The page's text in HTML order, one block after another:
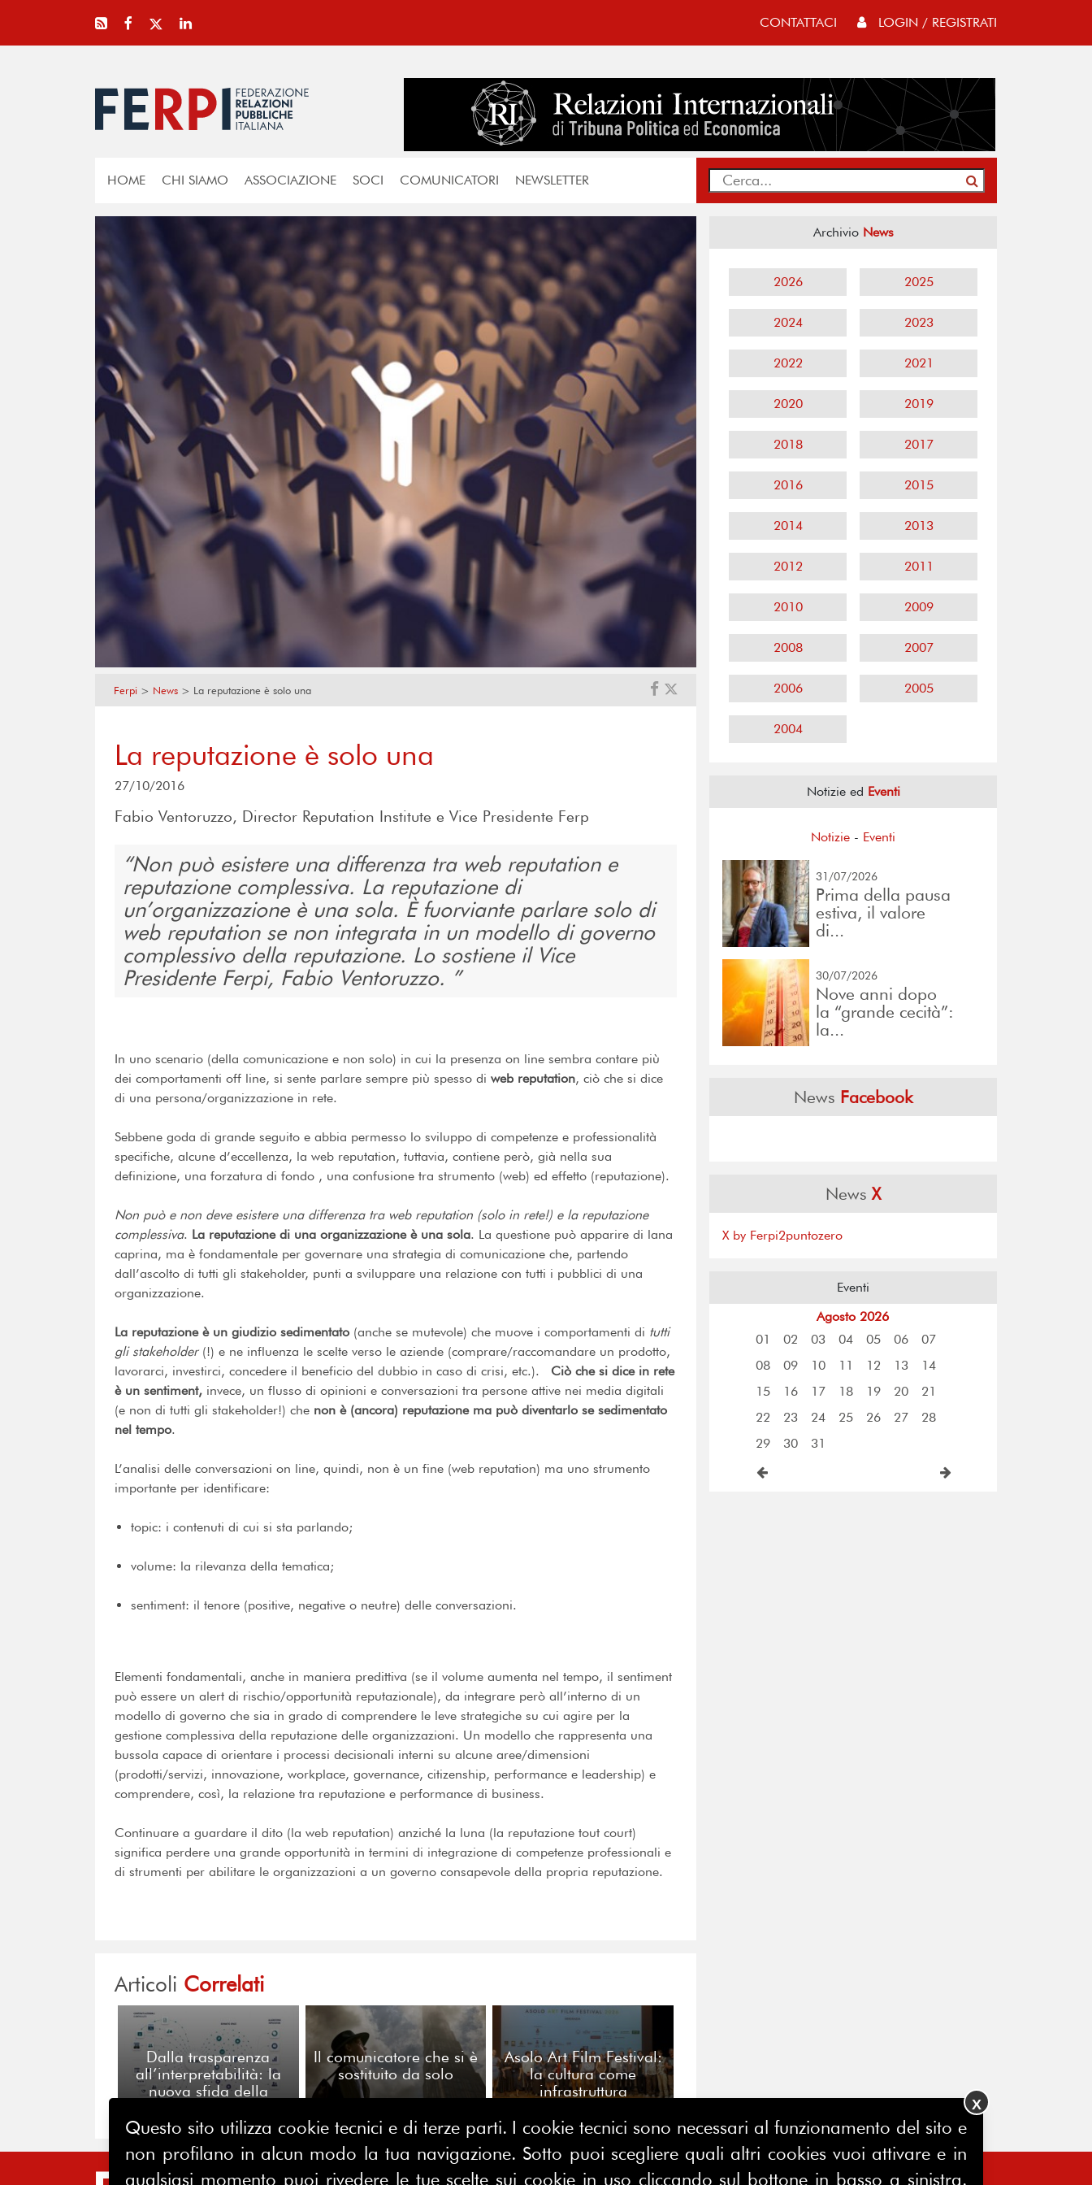
CONTATTACI LOGIN / REGISTRATI
HOME CHI SIAMO ASSOCIAZIONE SOCI COMUNICATORI NEWSLETTER
Ferpi > News > La reputazione è solo una
La reputazione è solo una
27/10/2016
Fabio Ventoruzzo, Director Reputation Institute e Vice Presidente Ferp
Non può esistere una differenza tra web reputation e
reputazione complessiva. La reputazione di
un’organizzazione è una sola. È fuorviante parlare solo di
web reputation se non integrata in un modello di governo
complessivo della reputazione. Lo sostiene il Vice
Presidente Ferpi, Fabio Ventoruzzo.
In uno scenario (della comunicazione e non solo) in cui la presenza on line sembra contare più
dei comportamenti off line, si sente parlare sempre più spesso di web reputation, ciò che si dice
di una persona/organizzazione in rete.
Sebbene goda di grande seguito e abbia permesso lo sviluppo di competenze e professionalità
specifiche, alcune d’eccellenza, la web reputation, tuttavia, contiene però, già nella sua
definizione, una forzatura di fondo , una confusione tra strumento (web) ed effetto (reputazione).
Non può e non deve esistere una differenza tra web reputation (solo in rete!) e la reputazione
complessiva. La reputazione di una organizzazione è una sola. La questione può apparire di lana
caprina, ma è fondamentale per governare una strategia di comunicazione che, partendo
dall’ascolto di tutti gli stakeholder, punti a sviluppare una relazione con tutti i pubblici di una
organizzazione.
La reputazione è un giudizio sedimentato (anche se mutevole) che muove i comportamenti di tutti
gli stakeholder(!) e ne influenza le scelte verso le aziende (comprare/raccomandare un prodotto,
lavorarci, investirci, concedere il beneficio del dubbio in caso di crisi, etc.). Ciò che si dice in rete
è un sentiment, invece, un flusso di opinioni e conversazioni tra persone attive nei media digitali
(e non di tutti gli stakeholder!) che non è (ancora) reputazione ma può diventarlo se sedimentato
nel tempo.
L’analisi delle conversazioni on line, quindi, non è un fine (web reputation) ma uno strumento
importante per identificare:
topic: i contenuti di cui si sta parlando;
volume: la rilevanza della tematica;
sentiment: il tenore (positive, negative o neutre) delle conversazioni.
Elementi fondamentali, anche in maniera predittiva (se il volume aumenta nel tempo, il sentiment
può essere un alert di rischio/opportunità reputazionale), da integrare però all’interno di un
modello di governo che sia in grado di comprendere le leve strategiche su cui agire per la
gestione complessiva della reputazione delle organizzazioni. Un modello che rappresenta una
bussola capace di orientare i processi decisionali interni su alcune aree/dimensioni
(prodotti/servizi, innovazione, workplace, governance, citizenship, performance e leadership) e
comprendere, così, la relazione tra reputazione e performance di business.
Continuare a guardare il dito (la web reputation) anziché la luna (la reputazione tout court)
significa perdere una grande opportunità in termini di integrazione di competenze professionali e
di strumenti per abilitare le organizzazioni a un governo consapevole della propria reputazione.
Articoli Correlati
Dalla trasparenza
all’interpretabilità: la
nuova sfida della
Il comunicatore che si è
sostituito da solo
Asolo Art Film Festival:
la cultura come
infrastruttura
Archivio News
2026 2025
2024 2023
2022 2021
2020 2019
2018 2017
2016 2015
2014 2013
2012 2011
2010 2009
2008 2007
2006 2005
2004
Notizie ed Eventi
Notizie - Eventi
31/07/2026
Prima della pausa
estiva, il valore
di...
30/07/2026
Nove anni dopo
la “grande cecità”:
la...
News Facebook
NewsX
X by Ferpi2puntozero
Eventi
Agosto 2026
01
02 03 04 05 06
07
08
09 10 11 12 13
14
15
16 17 18 19 20
21
22
23 24 25 26 27
28
29
30 31
SITE MAP CONTATTACI
Questo sito utilizza cookie tecnici e di terze parti. I cookie tecnici sono necessari al funzionamento del sito e
non profilano in alcun modo la tua navigazione. Sotto puoi scegliere quali altri cookies vuoi attivare e in
qualsiasi momento puoi rivedere le tue scelte sui cookie in uso cliccando sul bottone in basso a sinistra.
X